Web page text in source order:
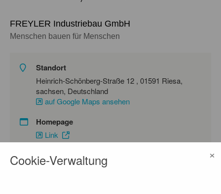
FREYLER Industriebau GmbH
Menschen bauen für Menschen
Standort
Heinrich-Schönberg-Straße 12 , 01591 Riesa,
sachsen, Deutschland
auf Google Maps ansehen
Homepage
Link
Cookie-Verwaltung ×